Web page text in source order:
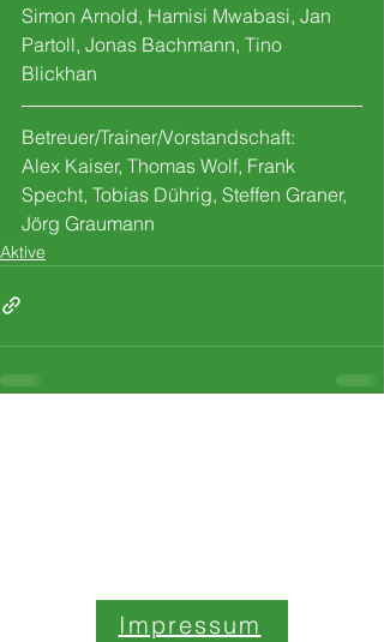
Simon Arnold, Hamisi Mwabasi, Jan
Partoll, Jonas Bachmann, Tino
Blickhan
Betreuer/Trainer/Vorstandschaft:
Alex Kaiser, Thomas Wolf, Frank
Specht, Tobias Dührig, Steffen Graner,
Jörg Graumann
Aktive
Impressum